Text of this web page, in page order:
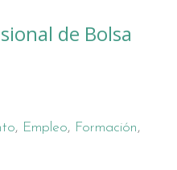
de Bolsa
, Empleo, Formación,